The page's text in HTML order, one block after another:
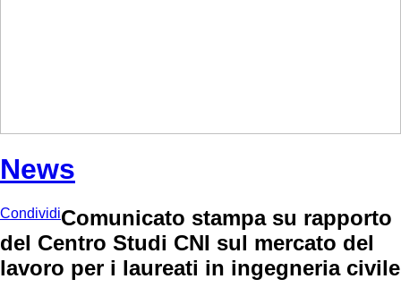
News
CondividiComunicato stampa su rapporto
del Centro Studi CNI sul mercato del
lavoro per i laureati in ingegneria civile